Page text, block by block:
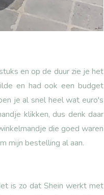
en op de duur zie je het
en had ook een budget
je al snel heel wat euro's
klikken, dus denk daar
die goed waren
mijn bestelling al aan.
is zo dat Shein werkt met